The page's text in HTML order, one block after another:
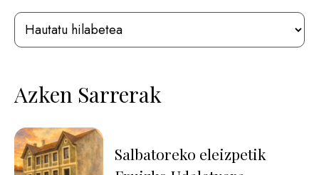
Azken Sarrerak
Salbatoreko eleizpetik